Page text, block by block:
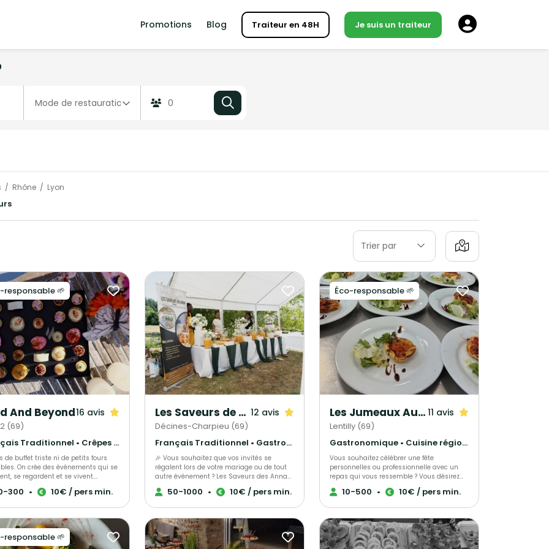
Promotions Blog Traiteur en 48H Je suis un traiteur
Rhône Lyon
Trier par
responsable 🌱
And Beyond16 avis
(69)
Français Traditionnel • Crêpes et galettes • Italien
de buffet triste ni de petits fours
On crée des événements qui se
se regardent et se vivent.
ultra gourmandes, créations de
dressages qui claquent,
tout est pensé pour faire réagir
dès la première bouchée. Et si
plutôt team repas assis : on gère
300 • 10€ / pers min.
Les Saveurs de Anna Traiteur 12 avis
Décines-Charpieu (69)
Français Traditionnel • Gastronomique • Cuisine régionale
🎉 Vous souhaitez que vos invités se
régalent lors de votre mariage ou de tout
autre événement ? Les Saveurs des Anna
Traiteur met son savoir-faire culinaire et
son expérience à votre service pour créer
votre événement en vous accompagnant
avec passion, créativité et
professionnalisme. 🍴 Services proposés
50-1000 • 10€ / pers min.
Éco-responsable 🌱
Les Jumeaux Authentiques 11 avis
Lentilly (69)
Gastronomique • Cuisine régionale • Français Traditionnel
Vous souhaitez célébrer une fête
personnelles ou professionnelle avec un
repas qui vous ressemble ? Vous désirez
que chaque détail de votre menu soit
pensé avec vous ? Pour cela, faites appel
satisfaire en réalisant l'ensemble des mets
salés et sucrés à partir de produits frais et
de saison, 100% faits maison et avec une
10-500 • 10€ / pers min.
responsable 🌱